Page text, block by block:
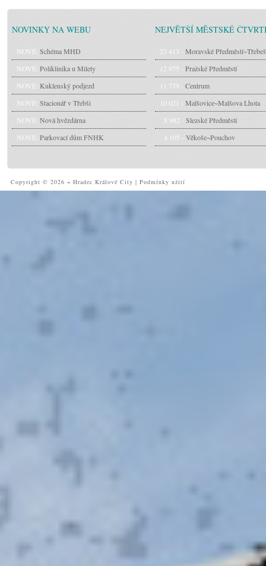
NOVINKY NA WEBU
NOVÉ: Schéma MHD
NOVÉ: Poliklinika u Milety
NOVÉ: Kuklenský podjezd
NOVÉ: Stacionář v Třebši
NOVÉ: Nová hvězdárna
NOVÉ: Parkovací dům FNHK
NEJVĚTŠÍ MĚSTSKÉ
23 413 - Moravské Předměstí~Třebeš
12 975 - Pražské Předměstí
11 779 - Centrum
10 021 - Malšovice~Malšova Lhota
8 982 - Slezské Předměstí
4 105 - Věkoše~Pouchov
Copyright © 2026 ~ Hradec Králové City | Podmínky užití